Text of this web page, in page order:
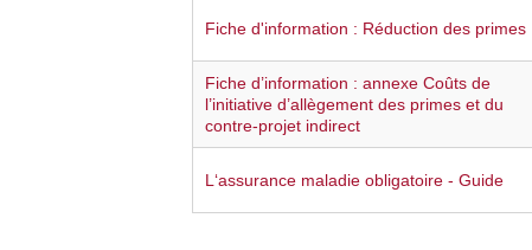
Fiche d'information : Réduction des primes
Fiche d’information : annexe Coûts de
l’initiative d’allègement des primes et du
contre-projet indirect
L‘assurance maladie obligatoire - Guide